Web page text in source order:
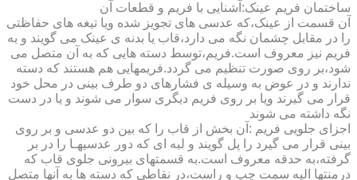
ساختمان فریم عینک:آشنایی با فریم و قطعات آن
آن قسمت از عینک،که عدسی های تجویز شده ویا تیغه های حفاظتی
را در مقابل چشمان نگه می دارد،قاب یا بدنه ی عینک می گویند و به
فریم نیز معروف است.فریم،توسط دسته هایی که به آن متصل می
شود،بر روی صورت تنظیم می گردد.فریمهایی هم هستند که دسته
ندارند و در عوض به وسیله ی فشارهای دو طرف بینی در محل خود
قرار می گیرند ویا بر روی فریم دیگری سوار می شوند و یا در دست
نگه داشته می شوند
اجزای جلویی فریم :آن بخش از قاب را که بین دو عدسی و بر روی
بینی قرار می گیرد را پل گویند و لبه ای که دور عدسیهـا را در بر
گرفته،به حدقه معروف است.به قسمتهای بیرونی جلوی قاب که
درمنتها الیه سمت چپ و راست،در نقاطی که دسته ها به آنها متصل